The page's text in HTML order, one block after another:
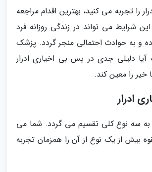
را تجربه می کنید، بهترین اقدام مراجعه
شرایط می تواند در زندگی روزانه فرد
و به حوادث احتمالی منجر گردد. پزشک
آیا دلیلی جدی در پس بی اخیاری ادرار
را معین کند.
ادرار
به سه نوع کلی تقسیم می گردد. شما می
بیش از یک نوع از آن را همزمان تجربه